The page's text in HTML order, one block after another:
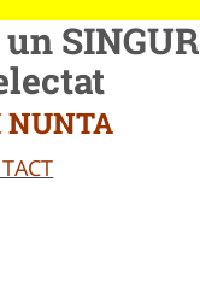
SINGUR